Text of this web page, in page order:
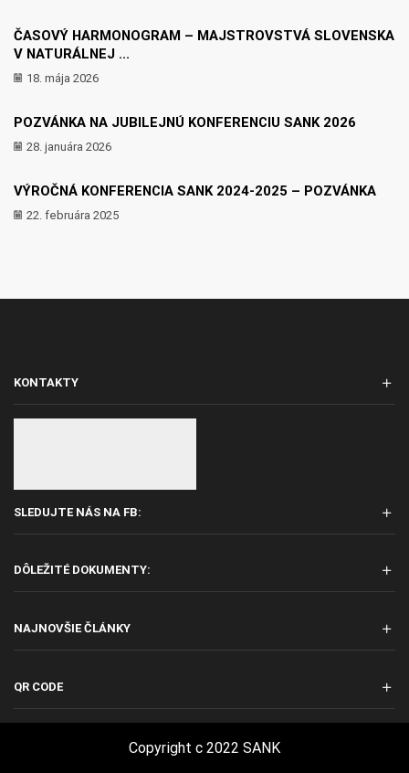
ČASOVÝ HARMONOGRAM – MAJSTROVSTVÁ SLOVENSKA
V NATURÁLNEJ ...
18. mája 2026
POZVÁNKA NA JUBILEJNÚ KONFERENCIU SANK 2026
28. januára 2026
VÝROČNÁ KONFERENCIA SANK 2024-2025 – POZVÁNKA
22. februára 2025
KONTAKTY
SLEDUJTE NÁS NA FB:
DÔLEŽITÉ DOKUMENTY:
NAJNOVŠIE ČLÁNKY
QR CODE
Copyright c 2022 SANK